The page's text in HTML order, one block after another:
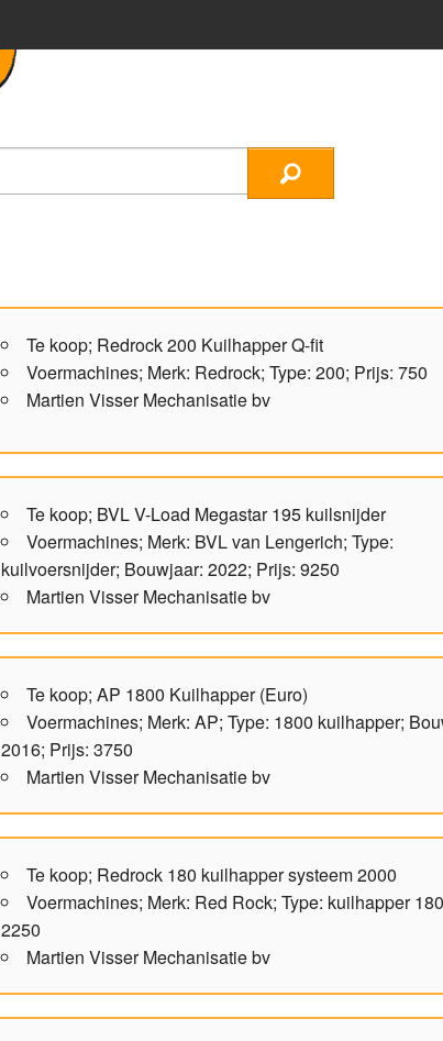
Te koop; Redrock 200 Kuilhapper Q-fit
Voermachines; Merk: Redrock; Type: 200; Prijs: 750
Martien Visser Mechanisatie bv
Te koop; BVL V-Load Megastar 195 kuilsnijder
Voermachines; Merk: BVL van Lengerich; Type:
kuilvoersnijder; Bouwjaar: 2022; Prijs: 9250
Martien Visser Mechanisatie bv
Te koop; AP 1800 Kuilhapper (Euro)
Voermachines; Merk: AP; Type: 1800 kuilhapper;
2016; Prijs: 3750
Martien Visser Mechanisatie bv
Te koop; Redrock 180 kuilhapper systeem 2000
Voermachines; Merk: Red Rock; Type: kuilhapper
2250
Martien Visser Mechanisatie bv